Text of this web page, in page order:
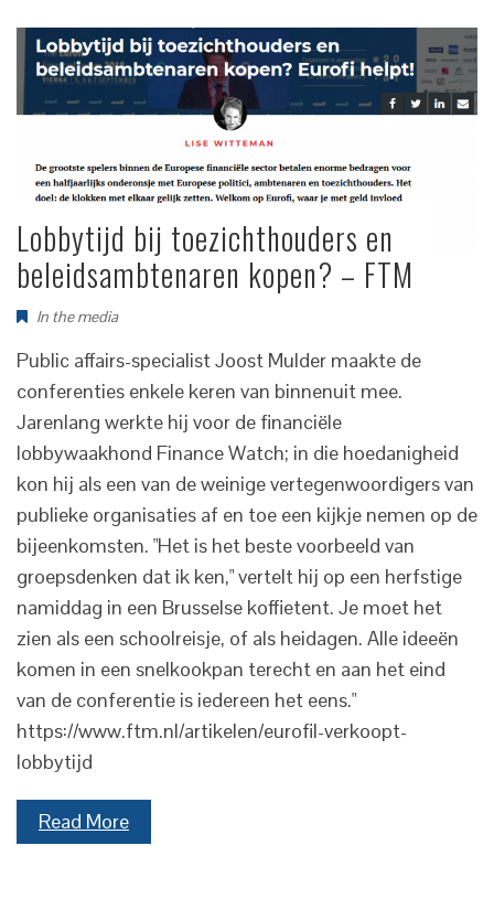
Lobbytijd bij toezichthouders en
beleidsambtenaren kopen? – FTM
In the media
Public affairs-specialist Joost Mulder maakte de
conferenties enkele keren van binnenuit mee.
Jarenlang werkte hij voor de financiële
lobbywaakhond Finance Watch; in die hoedanigheid
kon hij als een van de weinige vertegenwoordigers van
publieke organisaties af en toe een kijkje nemen op de
bijeenkomsten. "Het is het beste voorbeeld van
groepsdenken dat ik ken," vertelt hij op een herfstige
namiddag in een Brusselse koffietent. Je moet het
zien als een schoolreisje, of als heidagen. Alle ideeën
komen in een snelkookpan terecht en aan het eind
van de conferentie is iedereen het eens."
https://www.ftm.nl/artikelen/eurofil-verkoopt-
lobbytijd
Read More